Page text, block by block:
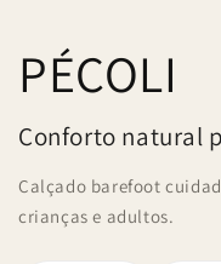
PÉCOLI
Conforto natural
Calçado barefoot
crianças e adultos.